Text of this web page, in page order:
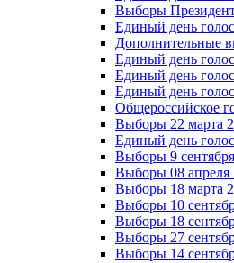
Выборы
Единый день
Дополнительные
Единый день
Единый день
Единый день
Общероссийское
Выборы 22 марта
Единый день
Выборы 9
Выборы 08 апреля
Выборы 18 марта
Выборы 10
Выборы 18
Выборы 27
Выборы 14